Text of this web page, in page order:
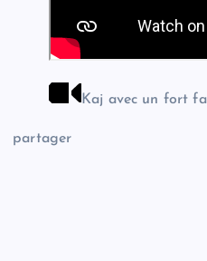
Kaj avec un fort
partager